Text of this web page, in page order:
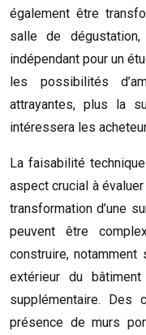
également être
salle de
indépendant pour un
les possibilités
attrayantes, plus la
intéressera les
La faisabilité
aspect crucial à
transformation d’une
peuvent être
construire, notamment
extérieur du
supplémentaire. Des
présence de murs